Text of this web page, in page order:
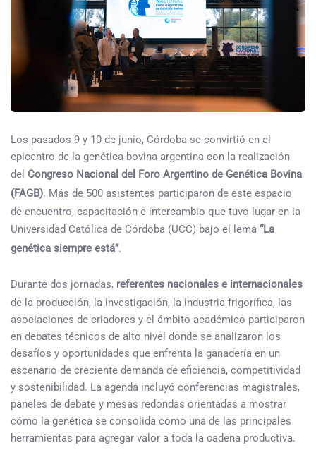
Los pasados 9 y 10 de junio, Córdoba se convirtió en el
epicentro de la genética bovina argentina con la realización
del Congreso Nacional del Foro Argentino de Genética Bovina
(FAGB). Más de 500 asistentes participaron de este espacio
de encuentro, capacitación e intercambio que tuvo lugar en la
Universidad Católica de Córdoba (UCC) bajo el lema “La
genética siempre está”.
Durante dos jornadas, referentes nacionales e internacionales
de la producción, la investigación, la industria frigorífica, las
asociaciones de criadores y el ámbito académico participaron
en debates técnicos de alto nivel donde se analizaron los
desafíos y oportunidades que enfrenta la ganadería en un
escenario de creciente demanda de eficiencia, competitividad
y sostenibilidad. La agenda incluyó conferencias magistrales,
paneles de debate y mesas redondas orientadas a mostrar
cómo la genética se consolida como una de las principales
herramientas para agregar valor a toda la cadena productiva.